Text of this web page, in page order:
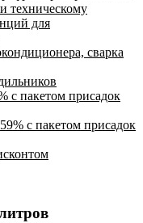
техническому
для
сварка
с пакетом присадок
с пакетом присадок